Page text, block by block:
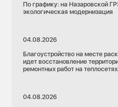
По графику: на Назаровской
экологическая модернизация
04.08.2026
Благоустройство на месте
идет восстановление
ремонтных работ на
04.08.2026